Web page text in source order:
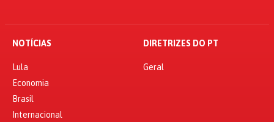
NOTÍCIAS
Lula
Economia
Brasil
Internacional
DIRETRIZES DO PT
Geral